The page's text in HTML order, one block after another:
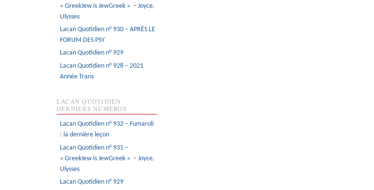
« GreekJew is JewGreek » – Joyce,
Ulysses
Lacan Quotidien n° 930 – APRÈS LE
FORUM DES PSY
Lacan Quotidien n° 929
Lacan Quotidien n° 928 – 2021
Année Trans
LACAN QUOTIDIEN
DERNIERS NUMÉROS
Lacan Quotidien n° 932 – Fumaroli
: la dernière leçon
Lacan Quotidien n° 931 –
« GreekJew is JewGreek » – Joyce,
Ulysses
Lacan Quotidien n° 929